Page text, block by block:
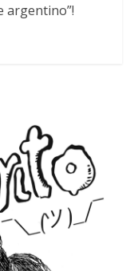
argentino”!